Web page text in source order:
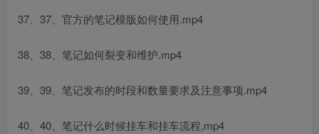
37、37、官方的笔记模版如何使用.mp4
38、38、笔记如何裂变和维护.mp4
39、39、笔记发布的时段和数量要求及注意事项.mp4
40、40、笔记什么时候挂车和挂车流程,mp4